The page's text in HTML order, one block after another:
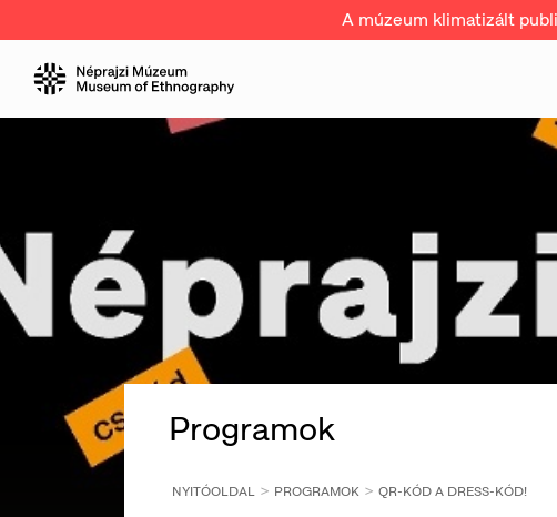
A múzeum klimatizált
Programok
NYITÓOLDAL PROGRAMOK QR-KÓD A DRESS-KÓD!